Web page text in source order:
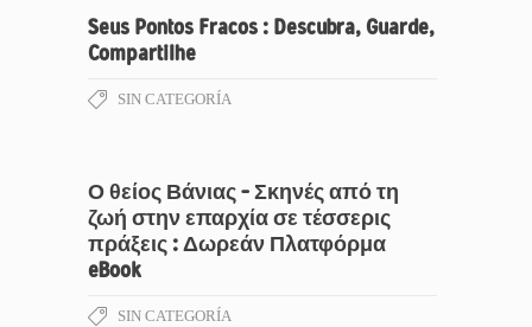
Seus Pontos Fracos : Descubra, Guarde,
Compartilhe
SIN CATEGORÍA
Ο θείος Βάνιας – Σκηνές από τη
ζωή στην επαρχία σε τέσσερις
πράξεις : Δωρεάν Πλατφόρμα
eBook
SIN CATEGORÍA